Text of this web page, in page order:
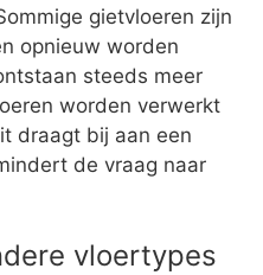
gietvloeren zijn
opnieuw worden
steeds meer
worden verwerkt
draagt bij aan een
de vraag naar
vloertypes